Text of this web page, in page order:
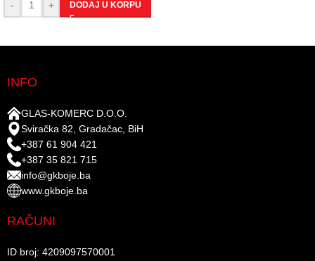
-
+ DODAJ U KORPU
INFO
GLAS-KOMERC D.O.O.
Sviračka 82, Gradačac, BiH
+387 61 904 421
+387 35 821 715
info@gkboje.ba
www.gkboje.ba
RAČUNI
ID broj: 4209097570001​